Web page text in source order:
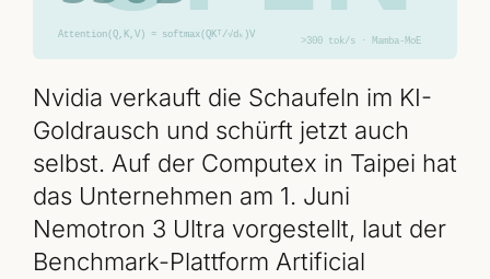
Nvidia verkauft die Schaufeln im KI-
Goldrausch und schürft jetzt auch
selbst. Auf der Computex in Taipei hat
das Unternehmen am 1. Juni
Nemotron 3 Ultra vorgestellt, laut der
Benchmark-Plattform Artificial